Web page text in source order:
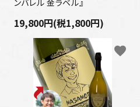
ンバレル 金ラベル』
19,800円(税1,800円)
favorite